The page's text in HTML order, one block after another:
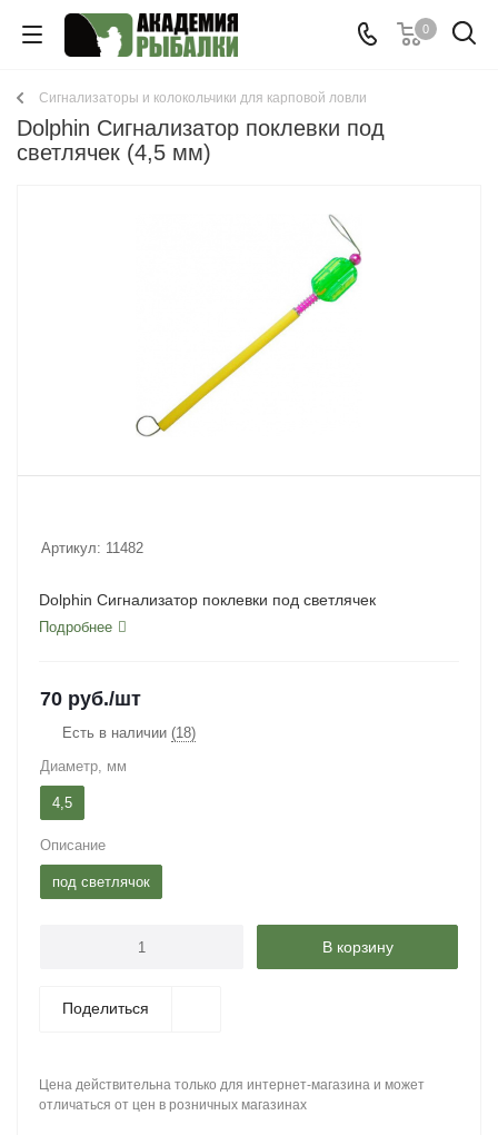
0
Сигнализаторы и колокольчики для карповой ловли
Dolphin Сигнализатор поклевки под
светлячек (4,5 мм)
Артикул: 11482
Dolphin Сигнализатор поклевки под светлячек
Подробнее
70 руб./шт
Есть в наличии (18)
Диаметр, мм
4,5
Описание
под светлячок
В корзину
Поделиться
Цена действительна только для интернет-магазина и может
отличаться от цен в розничных магазинах